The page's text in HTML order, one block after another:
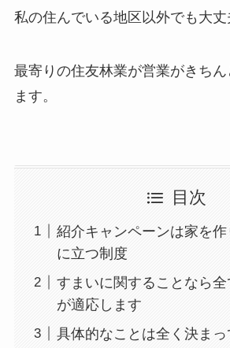
私の住んでいる地区以外でも大丈
最寄りの住友林業が営業がきち
ます。
目次
紹介キャンペーンは家を
に立つ制度
すまいに関することなら
が適応します
具体的なことは全く決ま